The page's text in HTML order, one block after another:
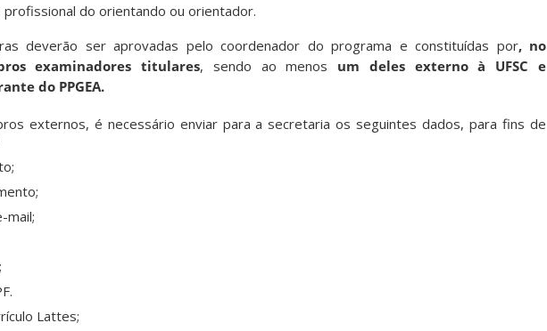
profissional do orientando ou orientador.
deverão ser aprovadas pelo coordenador do programa e constituídas por, no
examinadores titulares, sendo ao menos um deles externo à UFSC e
do PPGEA.
externos, é necessário enviar para a secretaria os seguintes dados, para fins de
mail;
Lattes;